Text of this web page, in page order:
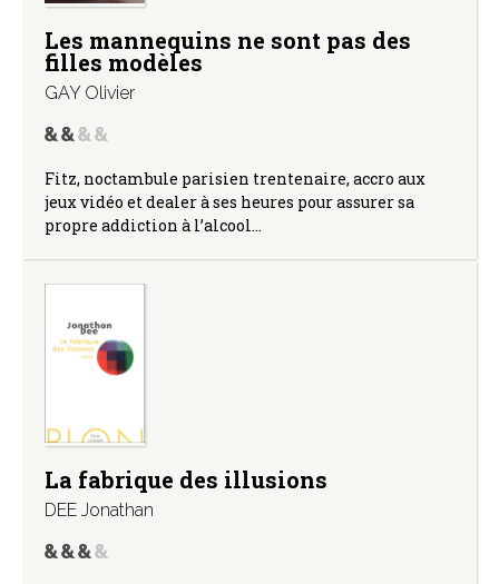
Les mannequins ne sont pas des
filles modèles
GAY Olivier
Fitz, noctambule parisien trentenaire, accro aux
jeux vidéo et dealer à ses heures pour assurer sa
propre addiction à l’alcool…
La fabrique des illusions
DEE Jonathan